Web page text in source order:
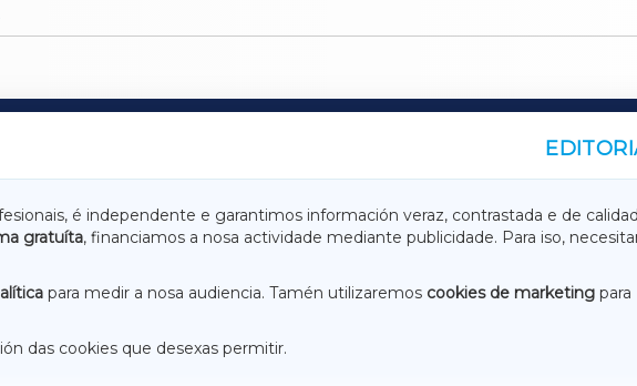
é independente e garantimos información veraz, contrastada e de
gratuíta, financiamos a nosa actividade mediante publicidade. Para iso,
para medir a nosa audiencia. Tamén utilizaremos cookies de marketing para
das cookies que desexas permitir.
LUGOXA TERRACHAXA
RIBEIRASACRAXA ACORUÑAXA